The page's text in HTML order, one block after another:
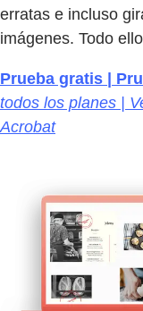
erratas e incluso
imágenes. Todo
Prueba gratis |
todos los planes |
Acrobat